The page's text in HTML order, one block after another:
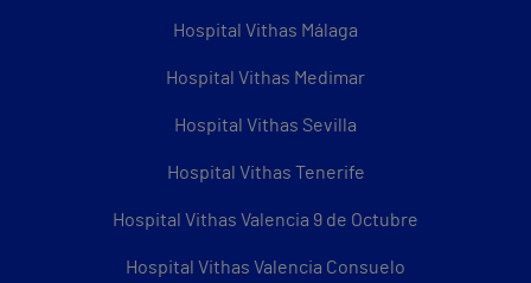
Hospital Vithas Málaga
Hospital Vithas Medimar
Hospital Vithas Sevilla
Hospital Vithas Tenerife
Hospital Vithas Valencia 9 de Octubre
Hospital Vithas Valencia Consuelo